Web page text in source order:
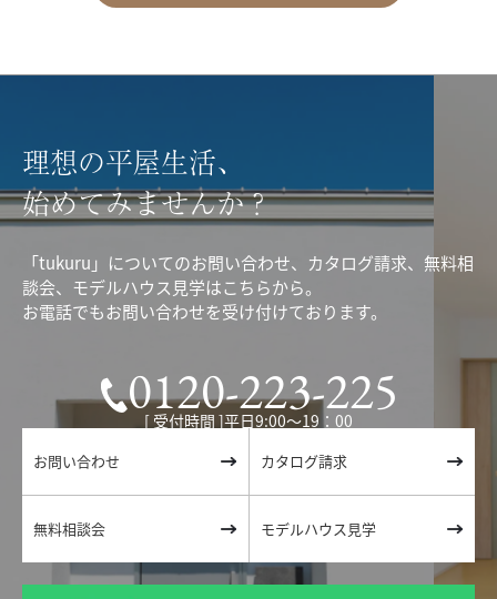
理想の平屋生活、
始めてみませんか？
「tukuru」についてのお問い合わせ、カタログ請求、無料相
談会、モデルハウス見学はこちらから。
お電話でもお問い合わせを受け付けております。
0120-223-225
[ 受付時間 ]平日9:00〜19：00
お問い合わせ カタログ請求
無料相談会 モデルハウス見学